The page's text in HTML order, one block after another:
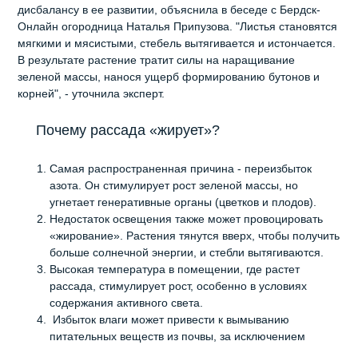
дисбалансу в ее развитии, объяснила в беседе с Бердск-
Онлайн огородница Наталья Припузова. "Листья становятся
мягкими и мясистыми, стебель вытягивается и истончается.
В результате растение тратит силы на наращивание
зеленой массы, нанося ущерб формированию бутонов и
корней", - уточнила эксперт.
Почему рассада «жирует»?
Самая распространенная причина - переизбыток
азота. Он стимулирует рост зеленой массы, но
угнетает генеративные органы (цветков и плодов).
Недостаток освещения также может провоцировать
«жирование». Растения тянутся вверх, чтобы получить
больше солнечной энергии, и стебли вытягиваются.
Высокая температура в помещении, где растет
рассада, стимулирует рост, особенно в условиях
содержания активного света.
Избыток влаги может привести к вымыванию
питательных веществ из почвы, за исключением